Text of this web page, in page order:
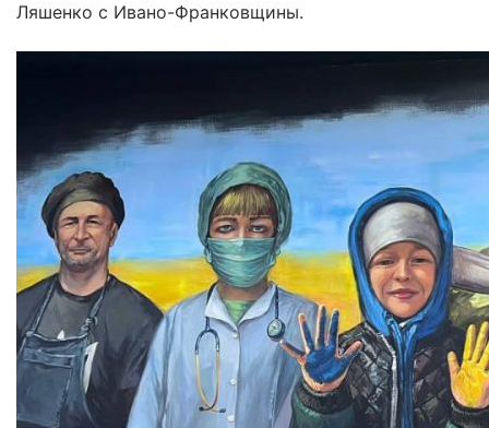
Ляшенко с Ивано-Франковщины.